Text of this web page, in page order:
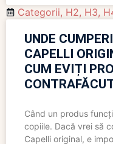
Categorii, H2, H3,
UNDE
CAPELLI
CUM EVIȚI
Când un produs
copiile. Dacă vrei să
Capelli original, e